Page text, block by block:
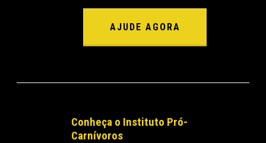
AJUDE AGORA
Conheça o Instituto Pró-
Carnívoros